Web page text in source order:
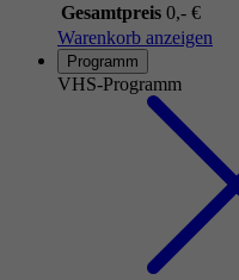
Gesamtpreis 0,- €
Warenkorb anzeigen
Programm
VHS-Programm